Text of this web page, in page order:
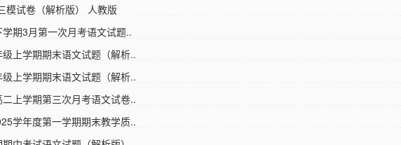
模试卷（解析版） 人教版
期3月第一次月考语文试题..
上学期期末语文试题（解析..
上学期期末语文试题（解析..
上学期第三次月考语文试卷..
学年度第一学期期末教学质..